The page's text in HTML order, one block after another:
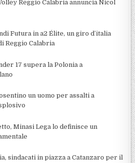
Reggio Calabria annuncia Nicol
Futura in a2 Élite, un giro d’italia
Reggio Calabria
17 supera la Polonia a
un uomo per assalti a
Minasi Lega lo definisce un
sindacati in piazza a Catanzaro per il